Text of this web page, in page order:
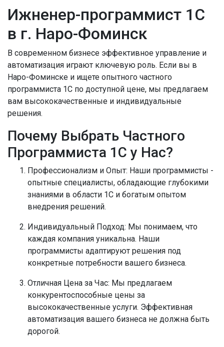
Ижненер-программист 1С
в г. Наро-Фоминск
В современном бизнесе эффективное управление и
автоматизация играют ключевую роль. Если вы в
Наро-Фоминске и ищете опытного частного
программиста 1С по доступной цене, мы предлагаем
вам высококачественные и индивидуальные
решения.
Почему Выбрать Частного
Программиста 1С у Нас?
Профессионализм и Опыт: Наши программисты -
опытные специалисты, обладающие глубокими
знаниями в области 1С и богатым опытом
внедрения решений.
Индивидуальный Подход: Мы понимаем, что
каждая компания уникальна. Наши
программисты адаптируют решения под
конкретные потребности вашего бизнеса.
Отличная Цена за Час: Мы предлагаем
конкурентоспособные цены за
высококачественные услуги. Эффективная
автоматизация вашего бизнеса не должна быть
дорогой.